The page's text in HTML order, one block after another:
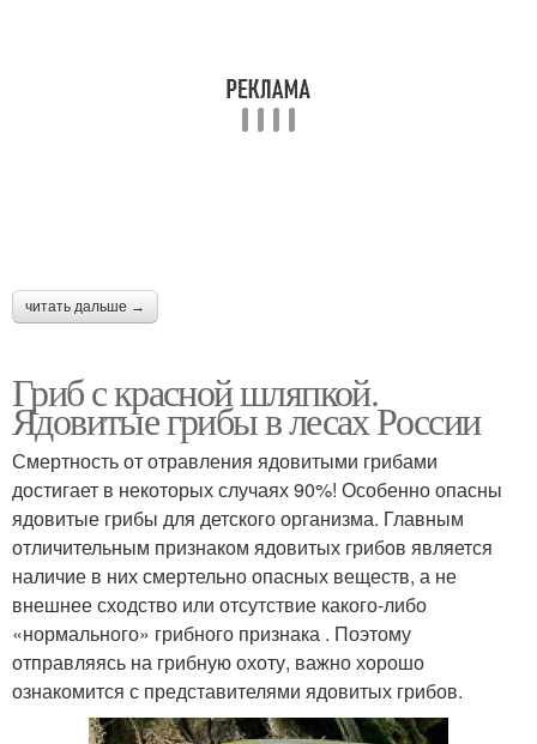
читать дальше →
Гриб с красной шляпкой.
Ядовитые грибы в лесах России
Смертность от отравления ядовитыми грибами
достигает в некоторых случаях 90%! Особенно опасны
ядовитые грибы для детского организма. Главным
отличительным признаком ядовитых грибов является
наличие в них смертельно опасных веществ, а не
внешнее сходство или отсутствие какого-либо
«нормального» грибного признака . Поэтому
отправляясь на грибную охоту, важно хорошо
ознакомится с представителями ядовитых грибов.